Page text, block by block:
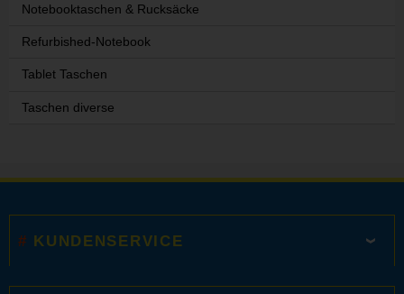
Notebooktaschen & Rucksäcke
Refurbished-Notebook
Tablet Taschen
Taschen diverse
KUNDENSERVICE